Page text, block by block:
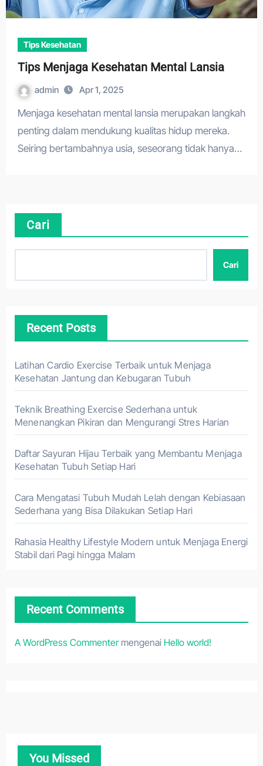
Tips Kesehatan
Tips Menjaga Kesehatan Mental Lansia
admin Apr 1, 2025
Menjaga kesehatan mental lansia merupakan langkah
penting dalam mendukung kualitas hidup mereka.
Seiring bertambahnya usia, seseorang tidak hanya…
Cari
Cari
Recent Posts
Latihan Cardio Exercise Terbaik untuk Menjaga
Kesehatan Jantung dan Kebugaran Tubuh
Teknik Breathing Exercise Sederhana untuk
Menenangkan Pikiran dan Mengurangi Stres Harian
Daftar Sayuran Hijau Terbaik yang Membantu Menjaga
Kesehatan Tubuh Setiap Hari
Cara Mengatasi Tubuh Mudah Lelah dengan Kebiasaan
Sederhana yang Bisa Dilakukan Setiap Hari
Rahasia Healthy Lifestyle Modern untuk Menjaga Energi
Stabil dari Pagi hingga Malam
Recent Comments
A WordPress Commentermengenai Hello world!
You Missed